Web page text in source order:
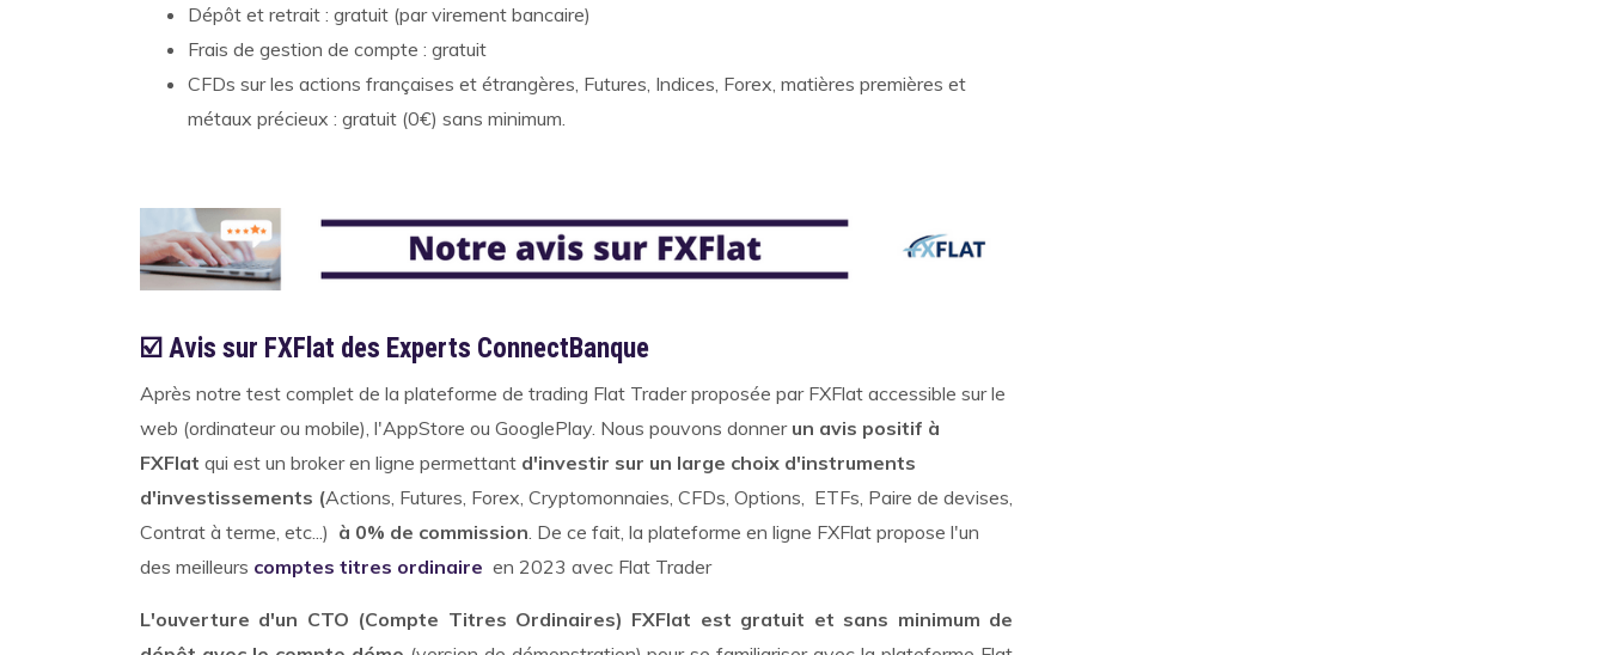
Dépôt et retrait : gratuit (par virement bancaire)
Frais de gestion de compte : gratuit
CFDs sur les actions françaises et étrangères, Futures, Indices, Forex, matières premières et
métaux précieux : gratuit (0€) sans minimum.
☑️ Avis sur FXFlat des Experts ConnectBanque
Après notre test complet de la plateforme de trading Flat Trader proposée par FXFlat accessible sur le
web (ordinateur ou mobile), l'AppStore ou GooglePlay. Nous pouvons donner un avis positif à
FXFlat qui est un broker en ligne permettant d'investir sur un large choix d'instruments
d'investissements (Actions, Futures, Forex, Cryptomonnaies, CFDs, Options, ETFs, Paire de devises,
Contrat à terme, etc...) à 0% de commission . De ce fait, la plateforme en ligne FXFlat propose l'un
des meilleurs comptes titres ordinaire en 2023 avec Flat Trader
L'ouverture d'un CTO (Compte Titres Ordinaires) FXFlat est gratuit et sans minimum de